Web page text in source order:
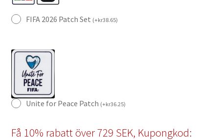
FIFA 2026 Patch Set (+kr38.65)
Unite for Peace Patch (+kr36.25)
Få 10% rabatt över 729 SEK, Kupongkod: